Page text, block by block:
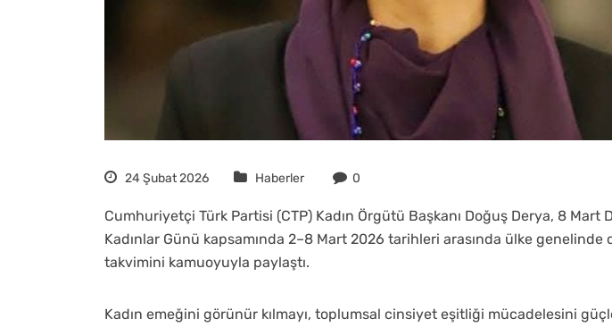
24 Şubat 2026 Haberler 0
Cumhuriyetçi Türk Partisi (CTP) Kadın Örgütü Başkanı Doğuş Derya, 8 Mart
Kadınlar Günü kapsamında 2–8 Mart 2026 tarihleri arasında ülke
takvimini kamuoyuyla paylaştı.
Kadın emeğini görünür kılmayı, toplumsal cinsiyet eşitliği mücadelesini